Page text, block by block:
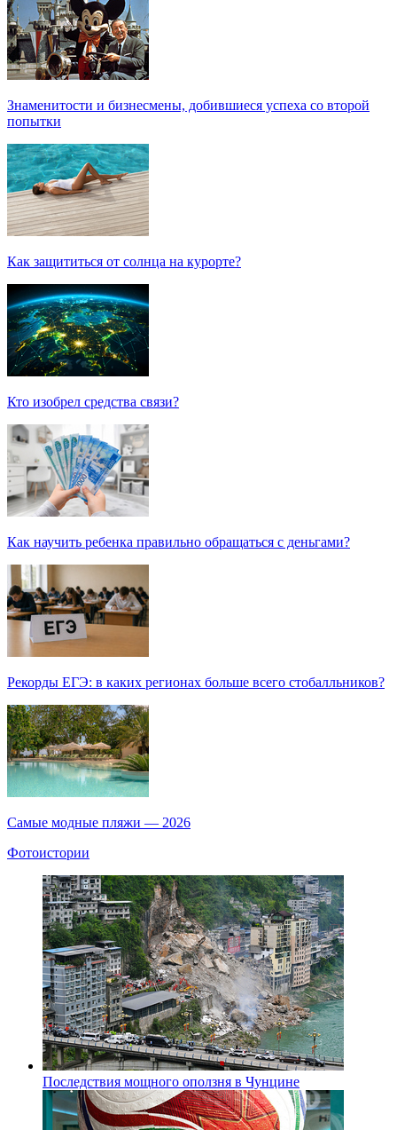
Знаменитости и бизнесмены, добившиеся успеха со второй
попытки
Как защититься от солнца на курорте?
Кто изобрел средства связи?
Как научить ребенка правильно обращаться с деньгами?
Рекорды ЕГЭ: в каких регионах больше всего стобалльников?
Самые модные пляжи — 2026
Фотоистории
Последствия мощного оползня в Чунцине